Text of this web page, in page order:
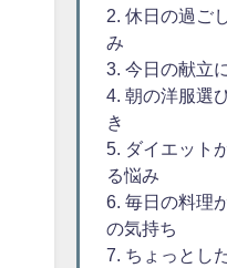
2. 休日の過ご
み
3. 今日の献立
4. 朝の洋服選
き
5. ダイエット
る悩み
6. 毎日の料理
の気持ち
7. ちょっとし